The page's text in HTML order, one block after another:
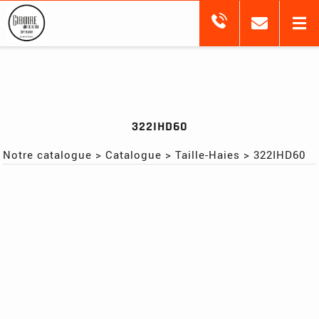
322IHD60
Notre catalogue >Catalogue >Taille-Haies >322IHD60